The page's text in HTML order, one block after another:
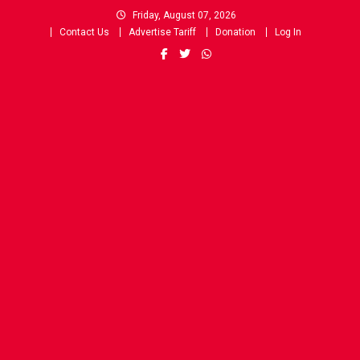
Friday, August 07, 2026
Contact Us
Advertise Tariff Donation Log In